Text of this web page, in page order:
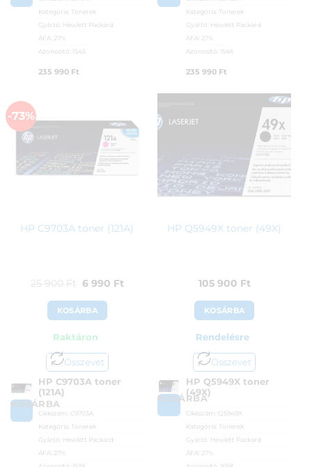
Kategória:
Tonerek
Gyártó: Hewlett Packard
ÁFA:
27%
Azonosító: 1545
235 990 Ft
Kategória:
Tonerek
Gyártó: Hewlett Packard
ÁFA:
27%
Azonosító: 1546
235 990 Ft
-73%
HP C9703A toner (121A)
25 900 Ft
Original
price
was:
25
900 Ft.
6 990 FtCurrent
KOSÁRBA
Raktáron
Összevet
KOSÁRBA
HP C9703A toner
(121A)
Cikkszám: C9703A
Kategória:
Tonerek
Gyártó: Hewlett Packard
ÁFA:
27%
HP Q5949X toner (49X)
105 900 Ft
KOSÁRBA
Rendelésre
Összevet
KOSÁRBA
HP Q5949X toner
(49X)
Cikkszám: Q5949X
Kategória:
Tonerek
Gyártó: Hewlett Packard
ÁFA:
27%